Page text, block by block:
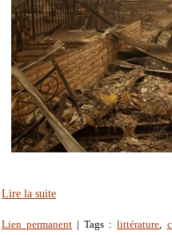
Lire la suite
Lien permanent | Tags :littérature,